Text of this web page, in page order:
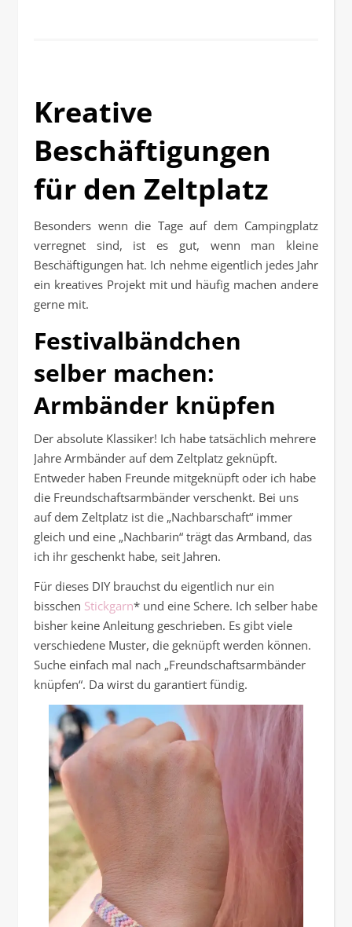
Kreative
Beschäftigungen
für den Zeltplatz
Besonders wenn die Tage auf dem Campingplatz
verregnet sind, ist es gut, wenn man kleine
Beschäftigungen hat. Ich nehme eigentlich jedes Jahr
ein kreatives Projekt mit und häufig machen andere
gerne mit.
Festivalbändchen
selber machen:
Armbänder knüpfen
Der absolute Klassiker! Ich habe tatsächlich mehrere
Jahre Armbänder auf dem Zeltplatz geknüpft.
Entweder haben Freunde mitgeknüpft oder ich habe
die Freundschaftsarmbänder verschenkt. Bei uns
auf dem Zeltplatz ist die „Nachbarschaft“ immer
gleich und eine „Nachbarin“ trägt das Armband, das
ich ihr geschenkt habe, seit Jahren.
Für dieses DIY brauchst du eigentlich nur ein
bisschen Stickgarn* und eine Schere. Ich selber habe
bisher keine Anleitung geschrieben. Es gibt viele
verschiedene Muster, die geknüpft werden können.
Suche einfach mal nach „Freundschaftsarmbänder
knüpfen“. Da wirst du garantiert fündig.